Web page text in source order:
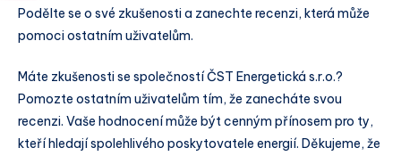
Podělte se o své zkušenosti a zanechte recenzi, která může
pomoci ostatním uživatelům.
Máte zkušenosti se společností ČST Energetická s.r.o.?
Pomozte ostatním uživatelům tím, že zanecháte svou
recenzi. Vaše hodnocení může být cenným přínosem pro ty,
kteří hledají spolehlivého poskytovatele energií. Děkujeme, že